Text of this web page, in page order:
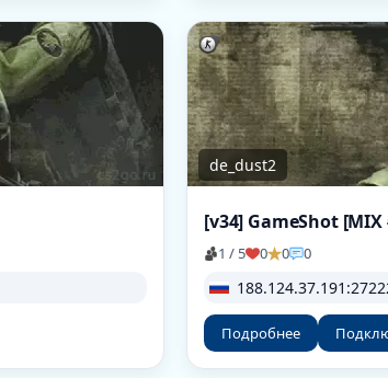
de_dust2
[v34] GameShot
1 / 5 0 0 0
Подробнее